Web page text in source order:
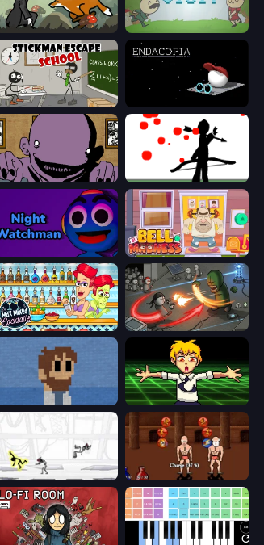
The Illusionist's Dream The Visit
Stickman Escape School Endacopia
The Owner Is Dead Bowman
Bell Madness
Max Mixed Cocktails Madness Online
Chainsaw Dance
Electric Man Swords and Sandals 2